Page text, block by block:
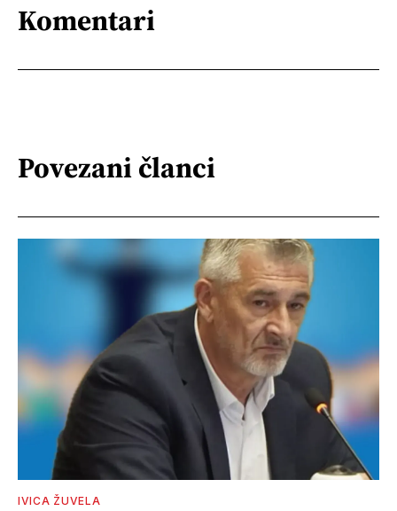
Komentari
Povezani članci
IVICA ŽUVELA